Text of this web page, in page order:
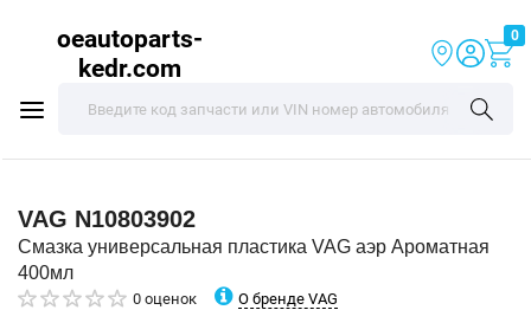
oeautoparts-
kedr.com
0
VAG N10803902
Смазка универсальная пластика VAG аэр Ароматная
400мл
0 оценок О бренде VAG